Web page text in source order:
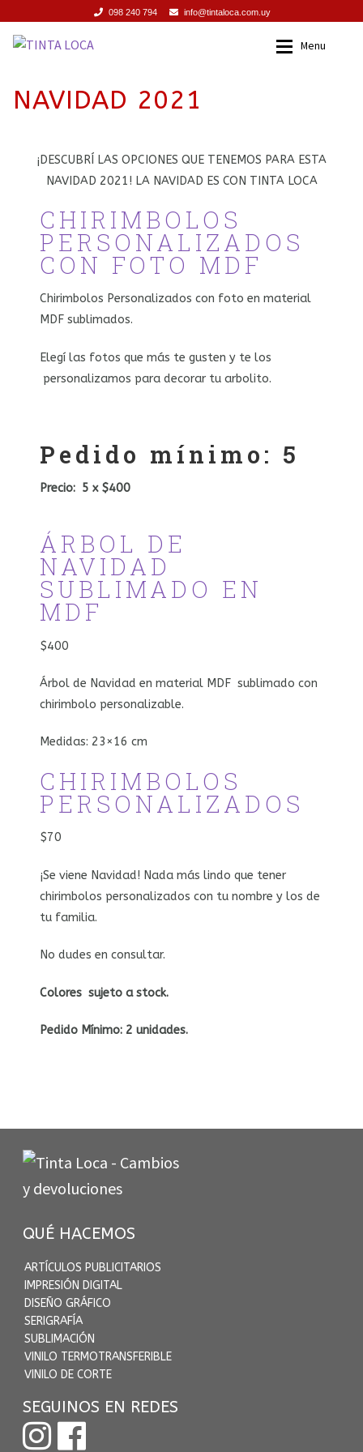
098 240 794 info@tintaloca.com.uy
Ir
navegación
Ir
Menu
Promociones
Contacto
INICIO
PROMOCIONES
PRODUCTOS
TIENDA
CONTACTO
NAVIDAD 2021
¡DESCUBRÍ LAS OPCIONES QUE TENEMOS PARA ESTA
NAVIDAD 2021! LA NAVIDAD ES CON TINTA LOCA
CHIRIMBOLOS
PERSONALIZADOS
CON FOTO MDF
Chirimbolos Personalizados con foto en material
MDF sublimados.
Elegí las fotos que más te gusten y te los
personalizamos para decorar tu arbolito.
Pedido mínimo: 5
Precio: 5 x $400
ÁRBOL DE
NAVIDAD
SUBLIMADO EN
MDF
$400
Árbol de Navidad en material MDF sublimado con
chirimbolo personalizable.
Medidas: 23×16 cm
CHIRIMBOLOS
PERSONALIZADOS
$70
¡Se viene Navidad! Nada más lindo que tener
chirimbolos personalizados con tu nombre y los de
tu familia.
No dudes en consultar.
Colores sujeto a stock.
Pedido Mínimo: 2 unidades.
QUÉ HACEMOS
ARTÍCULOS PUBLICITARIOS
IMPRESIÓN DIGITAL
DISEÑO GRÁFICO
SERIGRAFÍA
SUBLIMACIÓN
VINILO TERMOTRANSFERIBLE
VINILO DE CORTE
SEGUINOS EN REDES